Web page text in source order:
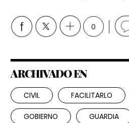
0
ARCHIVADO EN
CIVIL FACILITARLO
GOBIERNO GUARDIA